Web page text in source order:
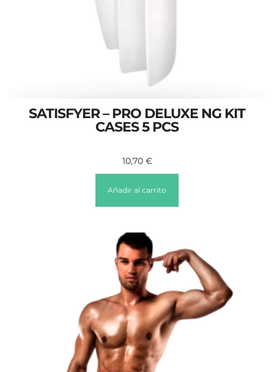
SATISFYER – PRO DELUXE NG KIT
CASES 5 PCS
10,70 €
Añadir al carrito